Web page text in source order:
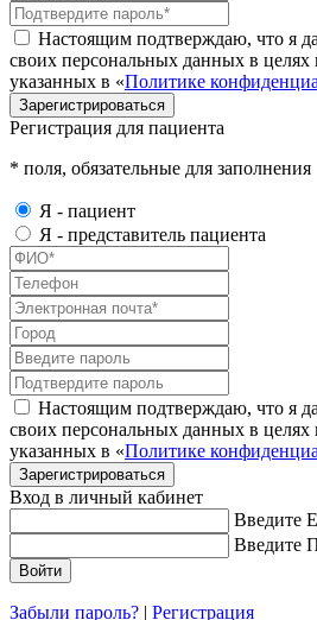
Настоящим подтверждаю, что я
своих персональных данных в целях
указанных в «Политике
Зарегистрироваться
Регистрация для пациента
* поля, обязательные для заполнения
Я - пациент
Я - представитель пациента
Настоящим подтверждаю, что я
своих персональных данных в целях
указанных в «Политике
Зарегистрироваться
Вход в личный кабинет
Введите
Введите
Забыли пароль? | Регистрация